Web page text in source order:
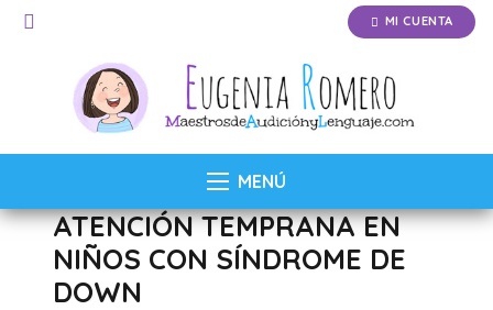
MI CUENTA
MENÚ
ATENCIÓN TEMPRANA EN
NIÑOS CON SÍNDROME DE
DOWN